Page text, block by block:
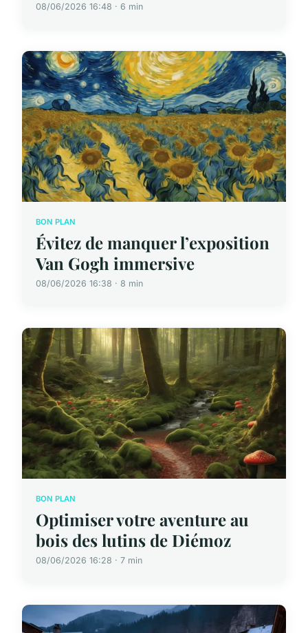
08/06/2026 16:48 · 6 min
BON PLAN
Évitez de manquer l’exposition
Van Gogh immersive
08/06/2026 16:38 · 8 min
BON PLAN
Optimiser votre aventure au
bois des lutins de Diémoz
08/06/2026 16:28 · 7 min